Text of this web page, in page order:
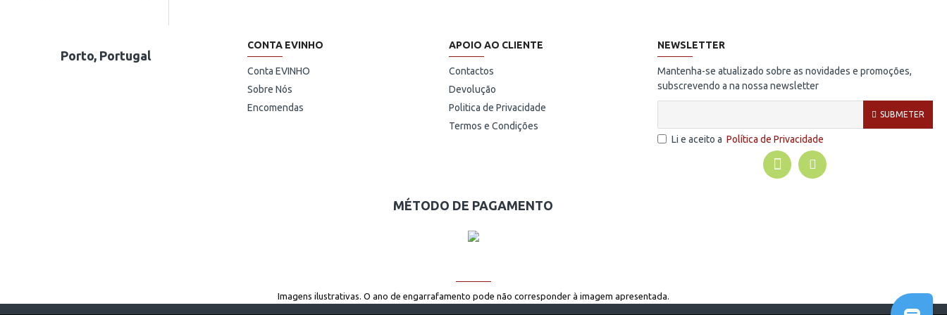
Porto, Portugal
CONTA EVINHO
Conta EVINHO
Sobre Nós
Encomendas
APOIO AO CLIENTE
Contactos
Devolução
Politica de Privacidade
Termos e Condições
NEWSLETTER
Mantenha-se atualizado sobre as novidades e promoções,
subscrevendo a na nossa newsletter
SUBMETER
Li e aceito a Política de Privacidade
MÉTODO DE PAGAMENTO
Imagens ilustrativas. O ano de engarrafamento pode não corresponder à imagem apresentada.